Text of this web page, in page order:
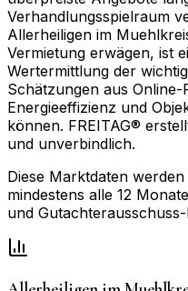
Verhandlungsspielraum
Allerheiligen im
Vermietung erwägen, ist
Wertermittlung der
Schätzungen aus
Energieeffizienz und
können. FREITAG®
und unverbindlich.
Diese Marktdaten
mindestens alle 12
und